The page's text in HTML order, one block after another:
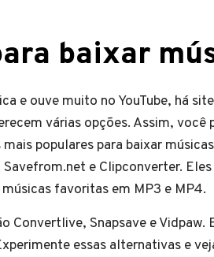
baixar
e ouve muito no YouTube, há
várias opções. Assim,
populares para baixar
e Clipconverter.
favoritas em MP3 e MP4.
Convertlive, Snapsave e
essas alternativas e